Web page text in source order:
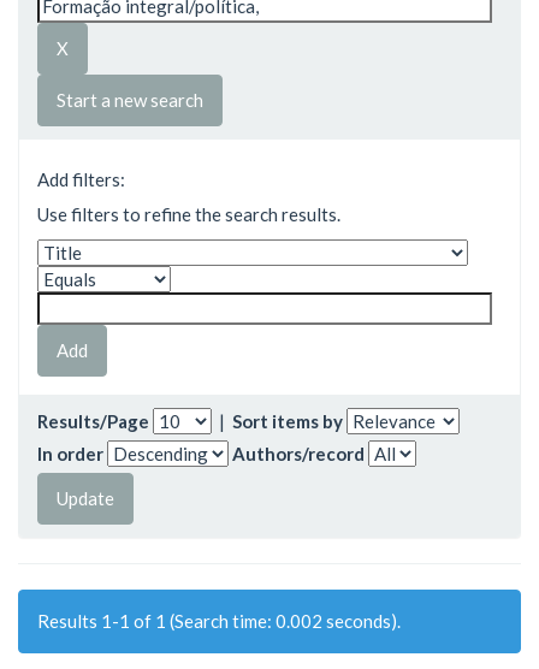
Start a new search
Add filters:
Use filters to refine the search results.
Results/Page | Sort items by
In order
Authors/record
Results 1-1 of 1 (Search time: 0.002 seconds).